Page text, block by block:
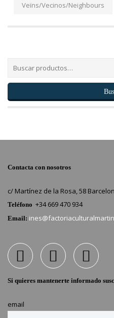
Veïns/Vecinos/Neighbours
Contacta con nosotros
c/ Martínez de la Rosa, 58
Teléfono +34 669 470 934
Email:
Si quieres mantenerte informado
email